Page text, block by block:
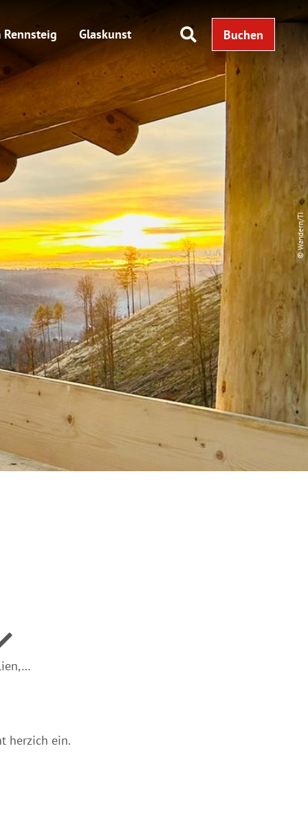
Glaskunst Buchen
© Wandern/TI
herzich ein.